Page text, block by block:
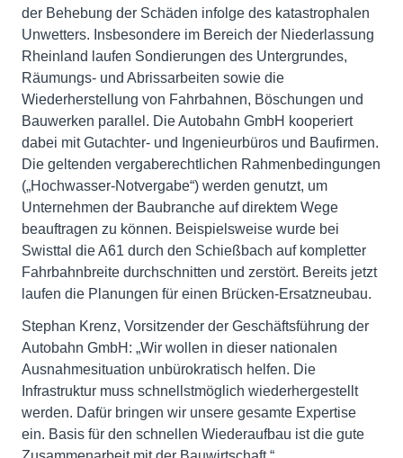
der Behebung der Schäden infolge des katastrophalen
Unwetters. Insbesondere im Bereich der Niederlassung
Rheinland laufen Sondierungen des Untergrundes,
Räumungs- und Abrissarbeiten sowie die
Wiederherstellung von Fahrbahnen, Böschungen und
Bauwerken parallel. Die Autobahn GmbH kooperiert
dabei mit Gutachter- und Ingenieurbüros und Baufirmen.
Die geltenden vergaberechtlichen Rahmenbedingungen
(„Hochwasser-Notvergabe“) werden genutzt, um
Unternehmen der Baubranche auf direktem Wege
beauftragen zu können. Beispielsweise wurde bei
Swisttal die A61 durch den Schießbach auf kompletter
Fahrbahnbreite durchschnitten und zerstört. Bereits jetzt
laufen die Planungen für einen Brücken-Ersatzneubau.
Stephan Krenz, Vorsitzender der Geschäftsführung der
Autobahn GmbH: „Wir wollen in dieser nationalen
Ausnahmesituation unbürokratisch helfen. Die
Infrastruktur muss schnellstmöglich wiederhergestellt
werden. Dafür bringen wir unsere gesamte Expertise
ein. Basis für den schnellen Wiederaufbau ist die gute